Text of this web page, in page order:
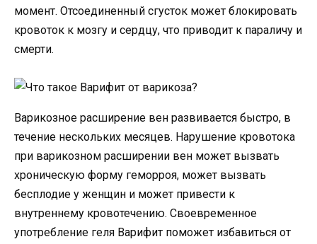
момент. Отсоединенный сгусток может блокировать
кровоток к мозгу и сердцу, что приводит к параличу и
смерти.
Варикозное расширение вен развивается быстро, в
течение нескольких месяцев. Нарушение кровотока
при варикозном расширении вен может вызвать
хроническую форму геморроя, может вызвать
бесплодие у женщин и может привести к
внутреннему кровотечению. Своевременное
употребление геля Варифит поможет избавиться от